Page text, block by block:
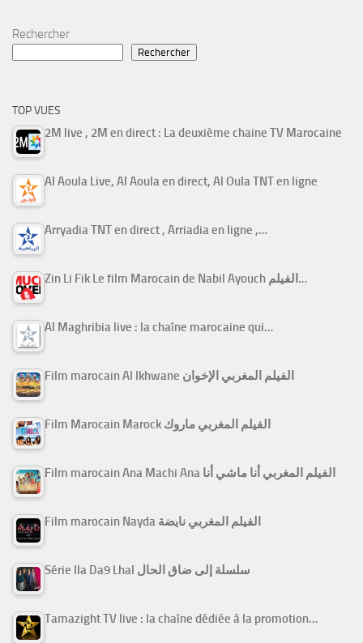
Rechercher
Rechercher
TOP VUES
2M live , 2M en direct : La deuxième chaine TV Marocaine
Al Aoula Live, Al Aoula en direct, Al Oula TNT en ligne
Arryadia TNT en direct , Arriadia en ligne ,…
Zin Li Fik Le film Marocain de Nabil Ayouch الفيلم…
Al Maghribia live : la chaîne marocaine qui…
Film marocain Al Ikhwane الفيلم المغربي الإخوان
Film Marocain Marock الفيلم المغربي ماروك
Film marocain Ana Machi Ana الفيلم المغربي أنا ماشي أنا
Film marocain Nayda الفيلم المغربي نايضة
Série Ila Da9 Lhal سلسلة إلى ضاق الحال
Tamazight TV live : la chaîne dédiée à la promotion…